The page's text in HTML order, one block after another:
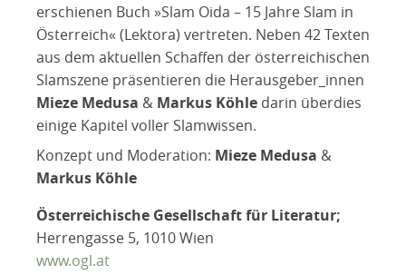
erschienen Buch »Slam Oida – 15 Jahre Slam in
Österreich« (Lektora) vertreten. Neben 42 Texten
aus dem aktuellen Schaffen der österreichischen
Slamszene präsentieren die Herausgeber_innen
Mieze Medusa & Markus Köhle darin überdies
einige Kapitel voller Slamwissen.
Konzept und Moderation: Mieze Medusa &
Markus Köhle
Österreichische Gesellschaft für Literatur;
Herrengasse 5, 1010 Wien
www.ogl.at